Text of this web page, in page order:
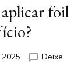
foil
Deixe